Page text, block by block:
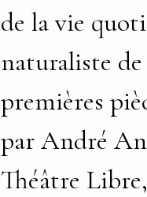
de la vie
naturaliste
premières
par André
Théâtre